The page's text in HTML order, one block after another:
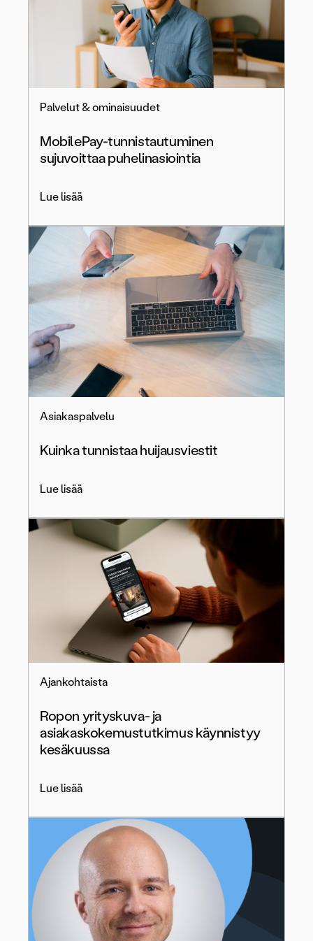
Palvelut & ominaisuudet
MobilePay-tunnistautuminen
sujuvoittaa puhelinasiointia
Lue lisää
Asiakaspalvelu
Kuinka tunnistaa huijausviestit
Lue lisää
Ajankohtaista
Ropon yrityskuva- ja
asiakaskokemustutkimus käynnistyy
kesäkuussa
Lue lisää